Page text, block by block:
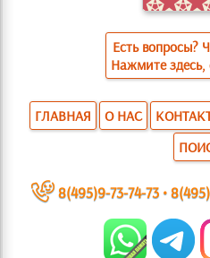
Есть вопросы?
Нажмите
ГЛАВНАЯ О НАС
~ 8(495)9-73-74-73•